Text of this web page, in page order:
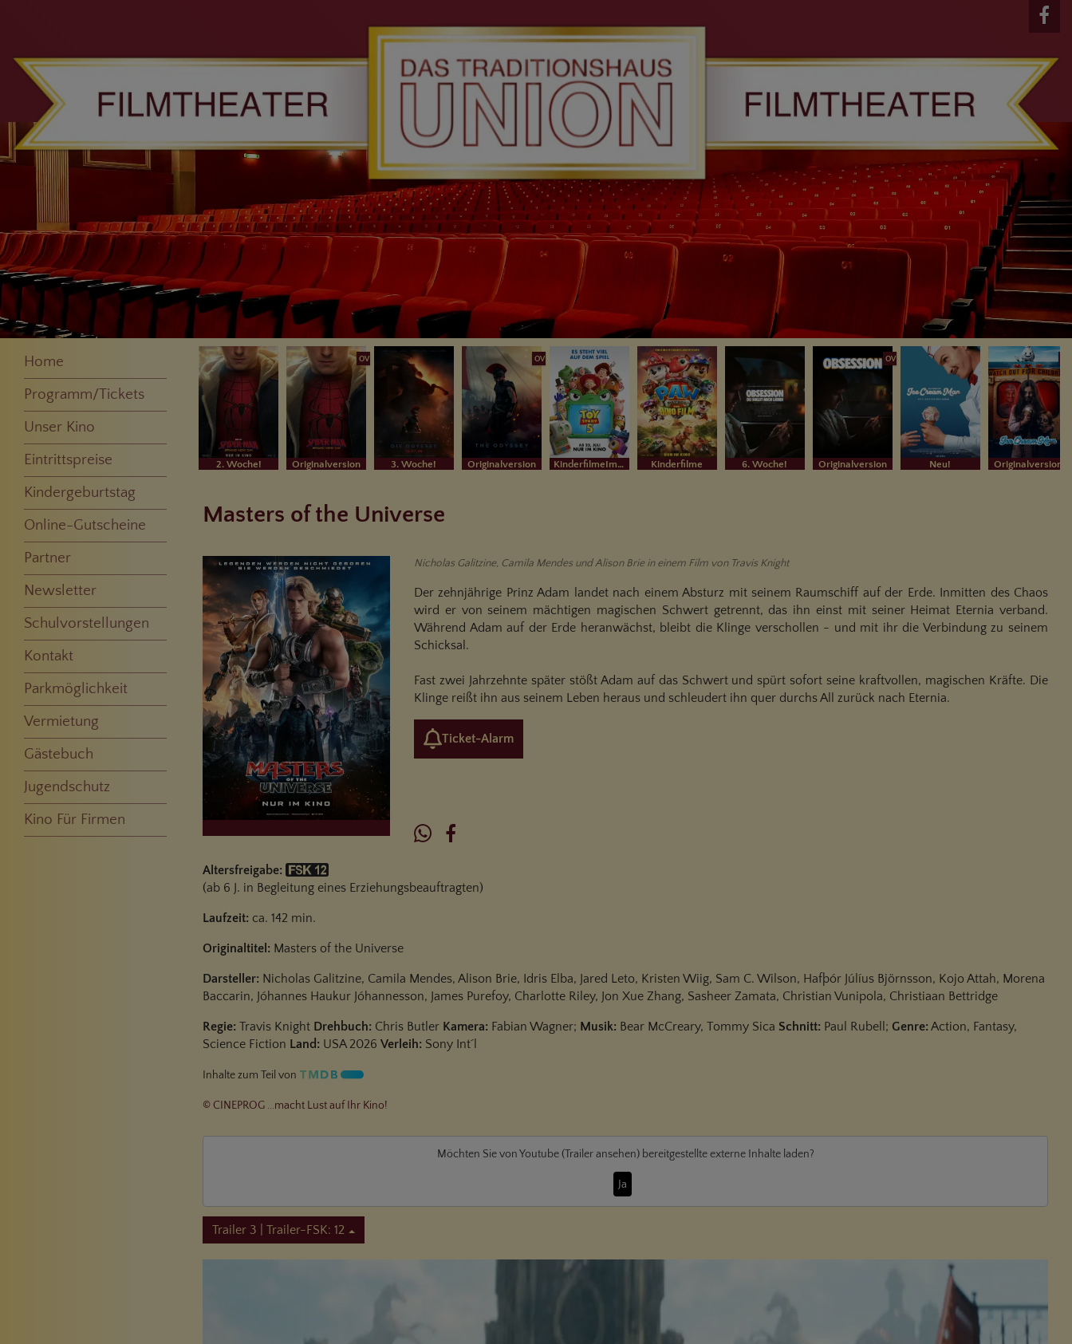
Home
Programm/Tickets
Best Of Cinema
Montagskino
Originalversion
Sneak
Kinderfilme
Vorschau
Unser Kino
Unsere Säle
Eintrittspreise
Kindergeburtstag
Online-Gutscheine
Partner
Newsletter
Schulvorstellungen
Kontakt
Parkmöglichkeit
Vermietung
Gästebuch
Jugendschutz
Kino Für Firmen
2. Woche!
OV
Originalversion 3. Woche!
OV
Originalversion KinderfilmeIm Bundesstart Kinderfilme 6. Woche!
OV
Originalversion Neu! Originalversion
Masters of the Universe
Nicholas Galitzine, Camila Mendes und Alison Brie in einem Film von Travis Knight
Der zehnjährige Prinz Adam landet nach einem Absturz mit seinem Raumschiff auf der Erde. Inmitten des Chaos
wird er von seinem mächtigen magischen Schwert getrennt, das ihn einst mit seiner Heimat Eternia verband.
Während Adam auf der Erde heranwächst, bleibt die Klinge verschollen - und mit ihr die Verbindung zu seinem
Schicksal.
Fast zwei Jahrzehnte später stößt Adam auf das Schwert und spürt sofort seine kraftvollen, magischen Kräfte. Die
Klinge reißt ihn aus seinem Leben heraus und schleudert ihn quer durchs All zurück nach Eternia.
Ticket-Alarm
Altersfreigabe:
(ab 6 J. in Begleitung eines Erziehungsbeauftragten)
Laufzeit: ca. 142 min.
Originaltitel: Masters of the Universe
Darsteller: Nicholas Galitzine, Camila Mendes, Alison Brie, Idris Elba, Jared Leto, Kristen Wiig, Sam C. Wilson, Hafþór Júlíus Björnsson, Kojo Attah, Morena
Baccarin, Jóhannes Haukur Jóhannesson, James Purefoy, Charlotte Riley, Jon Xue Zhang, Sasheer Zamata, Christian Vunipola, Christiaan Bettridge
Regie: Travis Knight Drehbuch: Chris Butler Kamera: Fabian Wagner; Musik: Bear McCreary, Tommy Sica Schnitt: Paul Rubell; Genre: Action, Fantasy,
Science Fiction Land: USA 2026 Verleih: Sony Int´l
Inhalte zum Teil von
© CINEPROG ...macht Lust auf Ihr Kino!
Möchten Sie vonYoutube (Trailer ansehen)bereitgestellte externe Inhalte laden?
Ja
Trailer 3 | Trailer-FSK: 12